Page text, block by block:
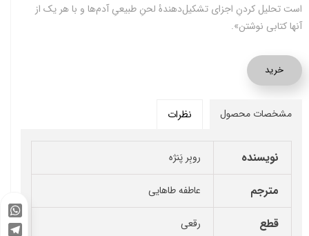
است تحلیل کردنِ اجزای تشکیل‌دهندۀ لحنِ طبیعیِ آدم‌ها و با هر یک از
آنها کتابی نوشتن».
خرید
مشخصات محصول نظرات
نویسنده روبِر پَنژه
مترجم عاطفه طاهایی
قطع رقعی
WhatsApp